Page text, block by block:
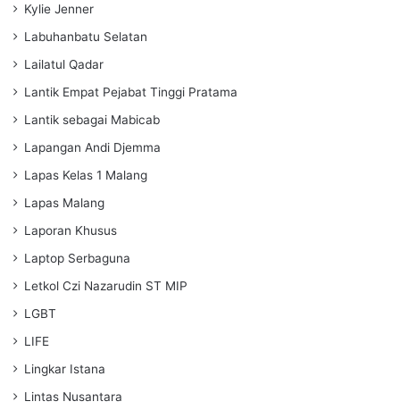
Kylie Jenner
Labuhanbatu Selatan
Lailatul Qadar
Lantik Empat Pejabat Tinggi Pratama
Lantik sebagai Mabicab
Lapangan Andi Djemma
Lapas Kelas 1 Malang
Lapas Malang
Laporan Khusus
Laptop Serbaguna
Letkol Czi Nazarudin ST MIP
LGBT
LIFE
Lingkar Istana
Lintas Nusantara